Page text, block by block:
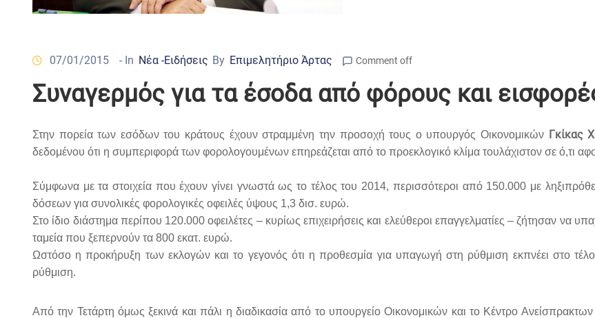
07/01/2015 - In Νέα -Ειδήσεις By Επιμελητήριο Άρτας Comment off
Συναγερμός για τα έσοδα από φόρους και
Στην πορεία των εσόδων του κράτους έχουν στραμμένη την προσοχή τους ο υπουργός Οικονομικών Γκίκας
δεδομένου ότι η συμπεριφορά των φορολογουμένων επηρεάζεται από το προεκλογικό κλίμα τουλάχιστον σε ό,τι
Σύμφωνα με τα στοιχεία που έχουν γίνει γνωστά ως το τέλος του 2014, περισσότεροι από 150.000 με
δόσεων για συνολικές φορολογικές οφειλές ύψους 1,3 δισ. ευρώ.
Στο ίδιο διάστημα περίπου 120.000 οφειλέτες – κυρίως επιχειρήσεις και ελεύθεροι επαγγελματίες – ζήτησαν να
ταμεία που ξεπερνούν τα 800 εκατ. ευρώ.
Ωστόσο η προκήρυξη των εκλογών και το γεγονός ότι η προθεσμία για υπαγωγή στη ρύθμιση εκπνέει στο
ρύθμιση.
Από την Τετάρτη όμως ξεκινά και πάλι η διαδικασία από το υπουργείο Οικονομικών και το Κέντρο